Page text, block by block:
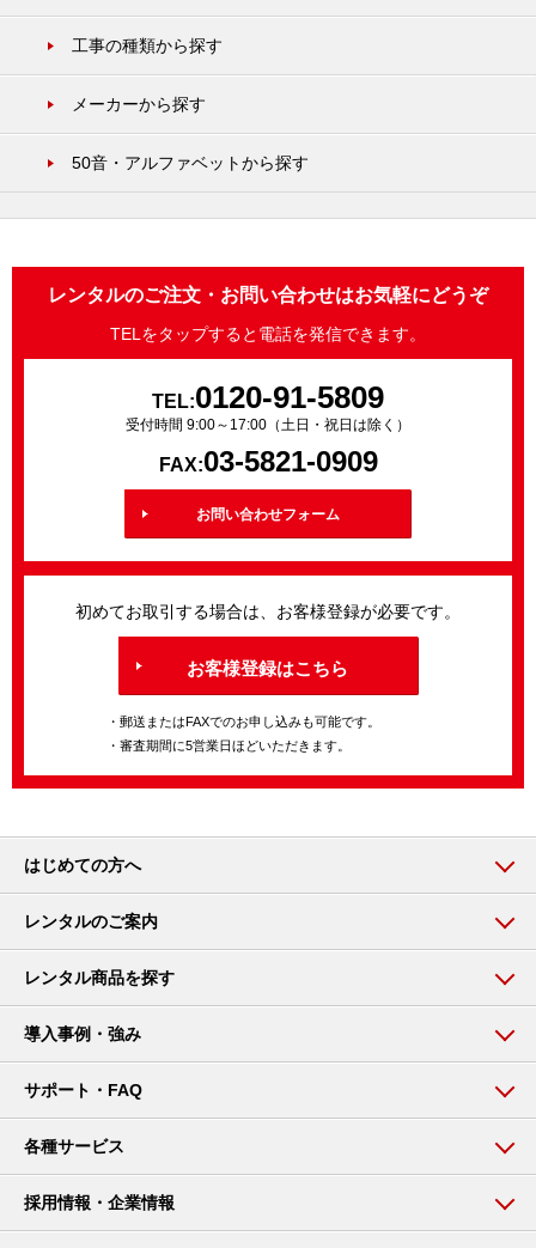
工事の種類から探す
メーカーから探す
50音・アルファベットから探す
レンタルのご注文・お問い合わせはお気軽にどうぞ
TELをタップすると電話を発信できます。
TEL:0120-91-5809
受付時間 9:00～17:00（土日・祝日は除く）
FAX:03-5821-0909
お問い合わせフォーム
初めてお取引する場合は、お客様登録が必要です。
お客様登録はこちら
・郵送またはFAXでのお申し込みも可能です。
・審査期間に5営業日ほどいただきます。
はじめての方へ
レンタルのご案内
レンタル商品を探す
導入事例・強み
サポート・FAQ
各種サービス
採用情報・企業情報